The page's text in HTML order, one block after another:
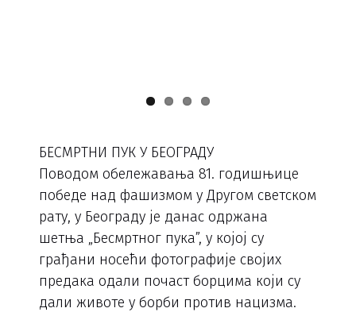
БЕСМРТНИ ПУК У БЕОГРАДУ
Поводом обележавања 81. годишњице
победе над фашизмом у Другом светском
рату, у Београду је данас одржана
шетња „Бесмртног пука”, у којој су
грађани носећи фотографије својих
предака одали почаст борцима који су
дали животе у борби против нацизма.